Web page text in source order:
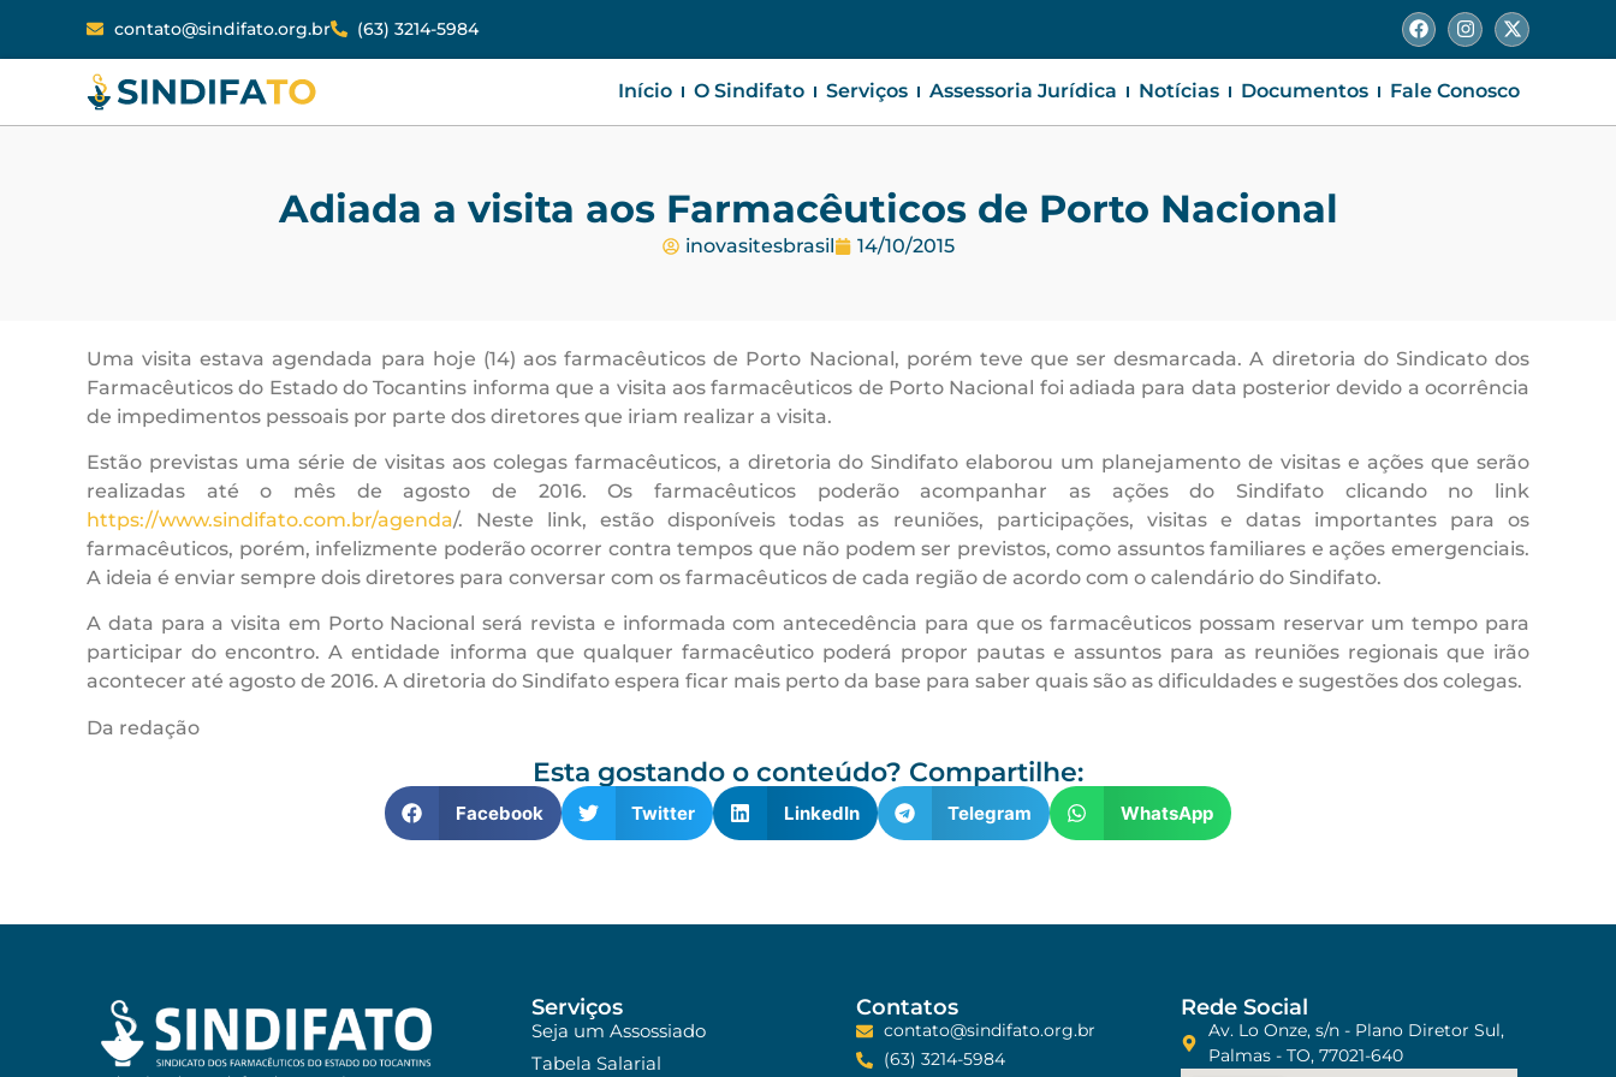
contato@sindifato.org.br (63) 3214-5984
Início O Sindifato Serviços Assessoria Jurídica Notícias Documentos Fale Conosco
Adiada a visita aos Farmacêuticos de Porto Nacional
inovasitesbrasil 14/10/2015
Uma visita estava agendada para hoje (14) aos farmacêuticos de Porto Nacional, porém teve que ser desmarcada. A diretoria do Sindicato dos
Farmacêuticos do Estado do Tocantins informa que a visita aos farmacêuticos de Porto Nacional foi adiada para data posterior devido a ocorrência
de impedimentos pessoais por parte dos diretores que iriam realizar a visita.
Estão previstas uma série de visitas aos colegas farmacêuticos, a diretoria do Sindifato elaborou um planejamento de visitas e ações que serão
realizadas até o mês de agosto de 2016. Os farmacêuticos poderão acompanhar as ações do Sindifato clicando no link
https://www.sindifato.com.br/agenda/. Neste link, estão disponíveis todas as reuniões, participações, visitas e datas importantes para os
farmacêuticos, porém, infelizmente poderão ocorrer contra tempos que não podem ser previstos, como assuntos familiares e ações emergenciais.
A ideia é enviar sempre dois diretores para conversar com os farmacêuticos de cada região de acordo com o calendário do Sindifato.
A data para a visita em Porto Nacional será revista e informada com antecedência para que os farmacêuticos possam reservar um tempo para
participar do encontro. A entidade informa que qualquer farmacêutico poderá propor pautas e assuntos para as reuniões regionais que irão
acontecer até agosto de 2016. A diretoria do Sindifato espera ficar mais perto da base para saber quais são as dificuldades e sugestões dos colegas.
Da redação
Esta gostando o conteúdo? Compartilhe:
Facebook Twitter LinkedIn Telegram WhatsApp
Serviços
Seja um Assossiado
Tabela Salarial
Contatos
contato@sindifato.org.br
(63) 3214-5984
Rede Social
Av. Lo Onze, s/n - Plano Diretor Sul,
Palmas - TO, 77021-640